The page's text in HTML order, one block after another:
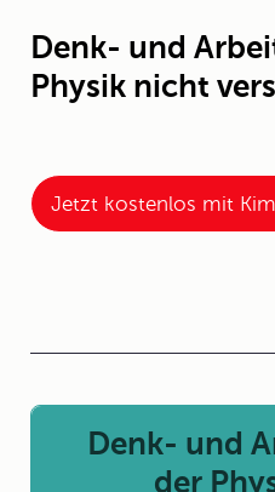
Denk- und
Physik nicht
Jetzt kostenlos mit
Denk- und
der